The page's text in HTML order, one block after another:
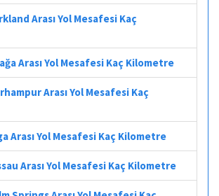
Arası Yol Mesafesi Kaç
Arası Yol Mesafesi Kaç Kilometre
Arası Yol Mesafesi Kaç
Arası Yol Mesafesi Kaç Kilometre
Arası Yol Mesafesi Kaç Kilometre